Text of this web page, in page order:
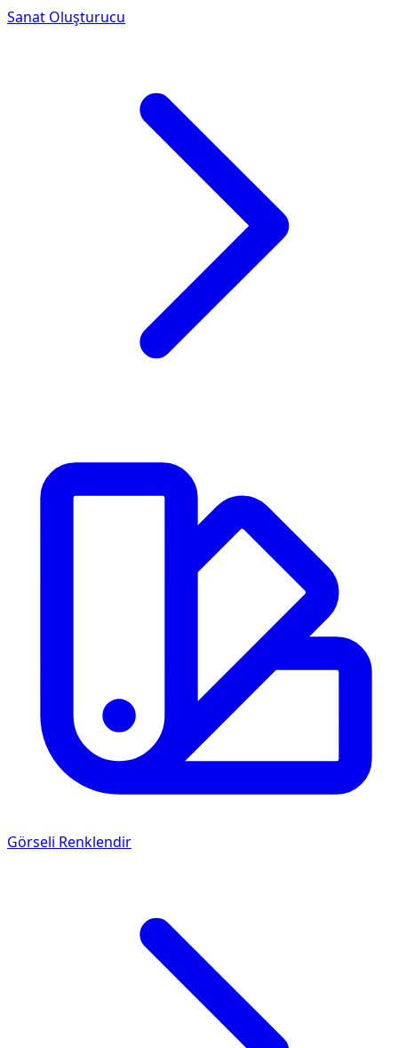
Sanat Oluşturucu
Görseli Renklendir